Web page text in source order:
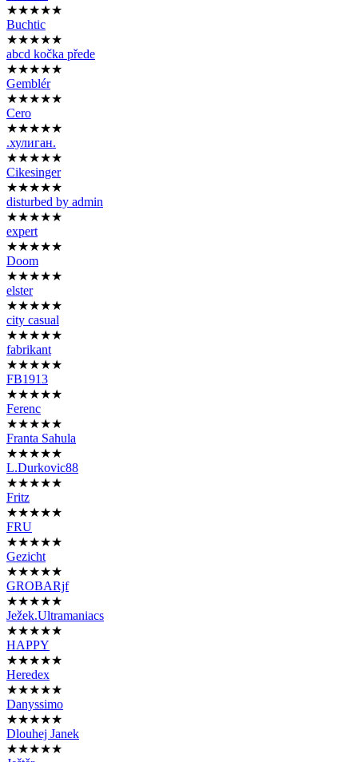
★★★★★
Buchtic
★★★★★
abcd kočka přede
★★★★★
Gemblér
★★★★★
Cero
★★★★★
.хулиган.
★★★★★
Cikesinger
★★★★★
disturbed by admin
★★★★★
expert
★★★★★
Doom
★★★★★
elster
★★★★★
city casual
★★★★★
fabrikant
★★★★★
FB1913
★★★★★
Ferenc
★★★★★
Franta Sahula
★★★★★
L.Durkovic88
★★★★★
Fritz
★★★★★
FRU
★★★★★
Gezicht
★★★★★
GROBARjf
★★★★★
Ježek.Ultramaniacs
★★★★★
HAPPY
★★★★★
Heredex
★★★★★
Danyssimo
★★★★★
Dlouhej Janek
★★★★★